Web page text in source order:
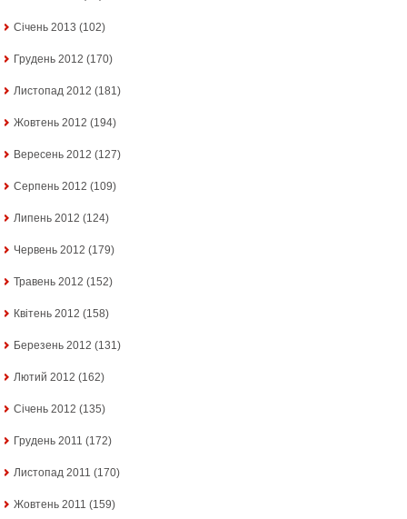
Січень 2013 (102)
Грудень 2012 (170)
Листопад 2012 (181)
Жовтень 2012 (194)
Вересень 2012 (127)
Серпень 2012 (109)
Липень 2012 (124)
Червень 2012 (179)
Травень 2012 (152)
Квітень 2012 (158)
Березень 2012 (131)
Лютий 2012 (162)
Січень 2012 (135)
Грудень 2011 (172)
Листопад 2011 (170)
Жовтень 2011 (159)